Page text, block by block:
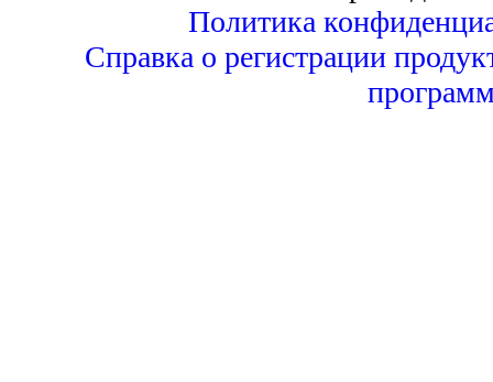
Политика
Справка о регистрации